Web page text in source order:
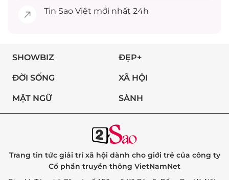
Tin Sao Việt mới nhất 24h
SHOWBIZ ĐẸP+
ĐỜI SỐNG XÃ HỘI
MẬT NGỮ SÀNH
Trang tin tức giải trí xã hội dành cho giới trẻ của công ty
Cổ phần truyền thông VietNamNet